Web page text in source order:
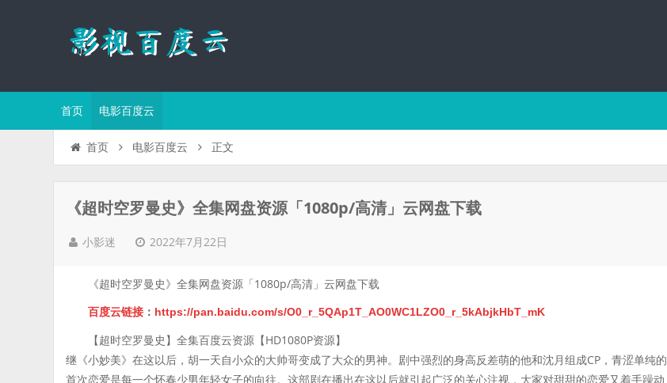
首页 电影百度云
首页 电影百度云 正文
《超时空罗曼史》全集网盘资源「1080p/高清」云网盘下载
小影迷 2022年7月22日
《超时空罗曼史》全集网盘资源「1080p/高清」云网盘下载
百度云链接 ： https://pan.baidu.com/s/O0_r_5QAp1T_AO0WC1LZO0_r_5kAbjkHbT_mK
【超时空罗曼史】全集百度云资源【HD1080P资源】
继《小妙美》在这以后，胡一天自小众的大帅哥变成了大众的男神。剧中强烈的身高反差萌的他和沈月组成CP，青涩单纯的
首次恋爱是每一个怀春少男年轻女子的向往。这部剧在播出在这以后就引起广泛的关心注视，大家对甜甜的恋爱又着手躁动